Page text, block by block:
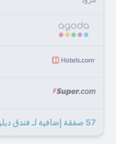
57 صفقة إضافية لـ فندق دبلن سكيلون